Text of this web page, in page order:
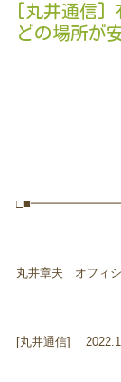
[丸井通信]
どの場所が
丸井章夫 オフィ
[丸井通信]